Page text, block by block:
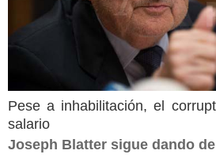
Pese a inhabilitación, el
salario
Joseph Blatter sigue dando